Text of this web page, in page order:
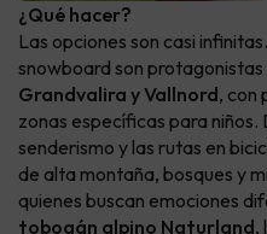
¿Qué hacer?
Las opciones son casi
snowboard son
Grandvalira y Vallnord, con
zonas específicas para
senderismo y las rutas en
de alta montaña, bosques y
quienes buscan emociones
tobogán alpino Naturland,